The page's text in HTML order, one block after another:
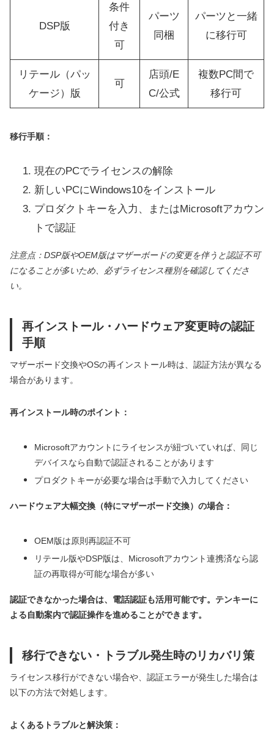
DSP版
条件
付き
可
パーツ
同梱
パーツと一緒
に移行可
リテール（パッ
ケージ）版
可
店頭/E
C/公式
複数PC間で
移行可
移行手順：
現在のPCでライセンスの解除
新しいPCにWindows10をインストール
プロダクトキーを入力、またはMicrosoftアカウン
トで認証
注意点：DSP版やOEM版はマザーボードの変更を伴うと認証不可
になることが多いため、必ずライセンス種別を確認してくださ
い。
再インストール・ハードウェア変更時の認証
手順
マザーボード交換やOSの再インストール時は、認証方法が異なる
場合があります。
再インストール時のポイント：
Microsoftアカウントにライセンスが紐づいていれば、同じ
デバイスなら自動で認証されることがあります
プロダクトキーが必要な場合は手動で入力してください
ハードウェア大幅交換（特にマザーボード交換）の場合：
OEM版は原則再認証不可
リテール版やDSP版は、Microsoftアカウント連携済なら認
証の再取得が可能な場合が多い
認証できなかった場合は、電話認証も活用可能です。テンキーに
よる自動案内で認証操作を進めることができます。
移行できない・トラブル発生時のリカバリ策
ライセンス移行ができない場合や、認証エラーが発生した場合は
以下の方法で対処します。
よくあるトラブルと解決策：